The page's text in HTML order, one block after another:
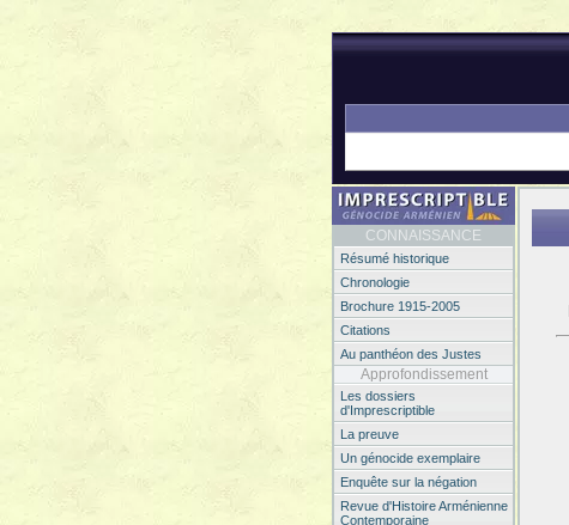
CONNAISSANCE
Résumé historique
Chronologie
Brochure 1915-2005
Citations
Au panthéon des Justes
Approfondissement
Les dossiers
d'Imprescriptible
La preuve
Un génocide exemplaire
Enquête sur la négation
Revue d'Histoire Arménienne
Contemporaine